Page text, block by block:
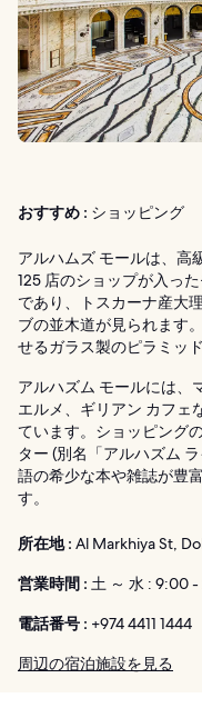
おすすめ : ショッピング
アルハムズ モールは、高
125 店のショップが入っ
であり、トスカーナ産大
ブの並木道が見られます
せるガラス製のピラミッ
アルハズム モールには、
エルメ、ギリアン カフェ
ています。ショッピング
ター (別名「アルハズム
語の希少な本や雑誌が豊
す。
所在地 : Al Markhiya St,
営業時間 : 土 ～ 水 : 9:00
電話番号 : +974 4411 1444
周辺の宿泊施設を見る